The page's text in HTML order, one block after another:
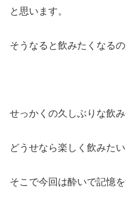
と思います。
そうなると飲みたくなるの
せっかくの久しぶりな飲み
どうせなら楽しく飲みたい
そこで今回は酔いで記憶